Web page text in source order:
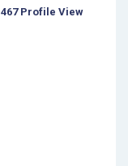
467 Profile View